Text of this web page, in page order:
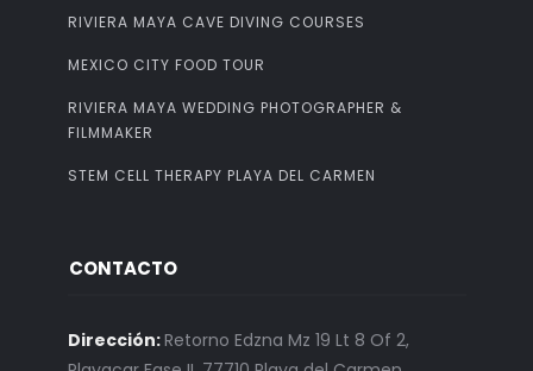
RIVIERA MAYA CAVE DIVING COURSES
MEXICO CITY FOOD TOUR
RIVIERA MAYA WEDDING PHOTOGRAPHER &
FILMMAKER
STEM CELL THERAPY PLAYA DEL CARMEN
CONTACTO
Dirección:Retorno Edzna Mz 19 Lt 8 Of 2,